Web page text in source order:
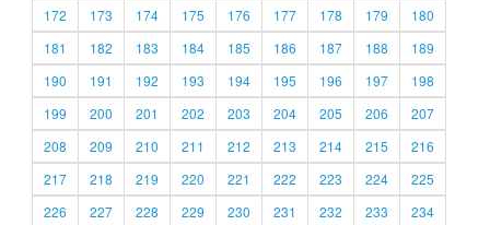
172
173 174 175 176 177 178 179
180
181
182 183 184 185 186 187 188
189
190
191 192 193 194 195 196 197
198
199
200 201 202 203 204 205 206
207
208
209 210 211 212 213 214 215
216
217
218 219 220 221 222 223 224
225
226
227 228 229 230 231 232 233 234